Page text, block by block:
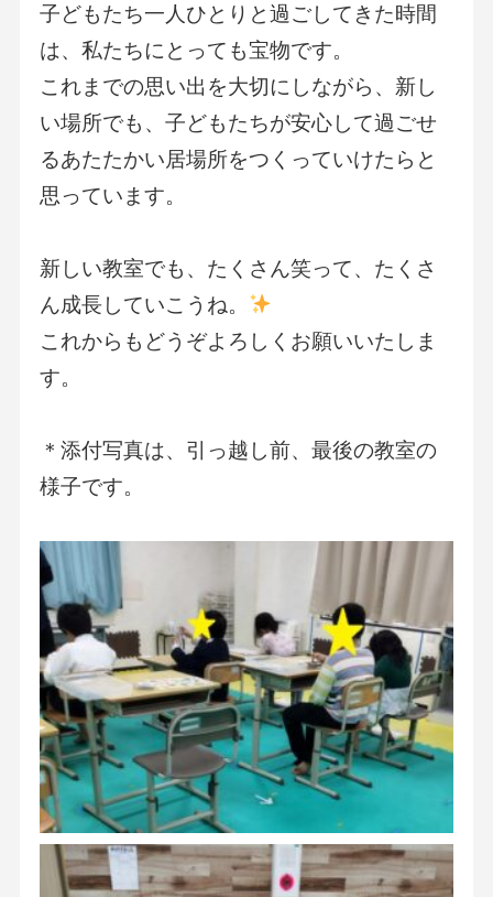
子どもたち一人ひとりと過ごしてきた時間
は、私たちにとっても宝物です。
これまでの思い出を大切にしながら、新し
い場所でも、子どもたちが安心して過ごせ
るあたたかい居場所をつくっていけたらと
思っています。
新しい教室でも、たくさん笑って、たくさ
ん成長していこうね。
これからもどうぞよろしくお願いいたしま
す。
＊添付写真は、引っ越し前、最後の教室の
様子です。